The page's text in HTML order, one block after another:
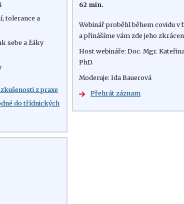
tolerance a
sebe a žáky
z praxe
do třídnických
62 min.
Webinář proběhl během covidu v
a přinášíme vám zde jeho
Host webináře: Doc. Mgr.
PhD.
Moderuje: Ida Bauerová
Přehrát záznam